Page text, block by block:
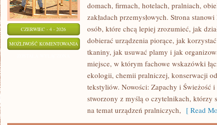
CZERWIEC - 4 - 2026
MOŻLIWOŚĆ KOMENTOWANIA PRALKI
SUSZARKI
domach, firmach, hotelach, pralniach,
zakładach przemysłowych. Strona
osób, które chcą lepiej zrozumieć, jak
dobierać urządzenia piorące, jak
tkaniny, jak usuwać plamy i jak
miejsce, w którym fachowe wskazówki
ekologii, chemii pralniczej, konserwacji
tekstyliów. Nowości: Zapachy i Świeżość i
stworzony z myślą o czytelnikach, którzy
na temat urządzeń pralniczych, [ Read